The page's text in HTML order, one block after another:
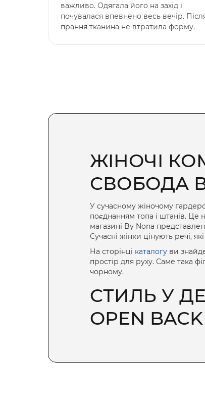
важливо. Одягала його на захід і
почувалася впевнено весь вечір.
прання тканина не втратила форму.
ЖІНОЧІ
СВОБОДА
У сучасному жіночому
поєднанням топа і штанів. Це
магазині By Nona
Сучасні жінки цінують речі,
На сторінці каталогуви
простір для руху. Саме така
чорному.
СТИЛЬ У
OPEN
дизайн підходить для